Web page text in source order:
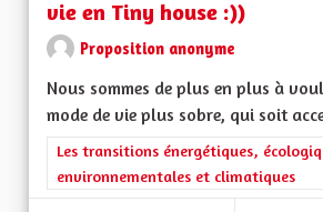
vie en Tiny house :))
Proposition anonyme
Nous sommes de plus en plus à
mode de vie plus sobre, qui soit
Filtrer les résultats de la catégorie :
Les transitions énergétiques,
environnementales et climatiques